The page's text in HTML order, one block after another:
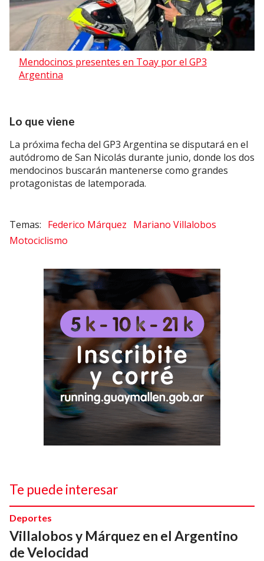
Mendocinos presentes en Toay por el GP3
Argentina
Lo que viene
La próxima fecha del GP3 Argentina se disputará en el
autódromo de San Nicolás durante junio, donde los dos
mendocinos buscarán mantenerse como grandes
protagonistas de latemporada.
Federico Márquez Mariano Villalobos
Motociclismo
Te puede interesar
Villalobos y Márquez en el Argentino
de Velocidad
Deportes